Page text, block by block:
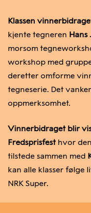
Klassen
kjente tegneren Hans
morsom
workshop med
deretter omforme
tegneserie. Det
oppmerksomhet.
Vinnerbidraget blir
Fredsprisfesthvor den
tilstede sammen med
kan alle klasser følge
NRK Super.